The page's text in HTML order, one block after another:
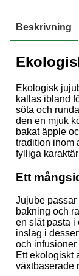
Beskrivning
Ekologisk
kallas ibland
söta och
den en mjuk
bakat äpple
tradition inom
fylliga
Ett
Jujube passar
bakning och
en slät pasta i
inslag i
och infusioner
Ett ekologiskt
växtbaserade